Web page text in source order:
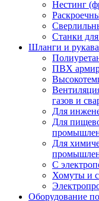
Нестинг
Станки
Шланги и
ПВХ
газов и
Для
Для
Для
С
Хомуты и
Оборудование